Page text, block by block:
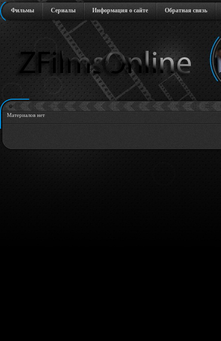
Фильмы Сериалы Информация о сайте Обратная связь
Материалов нет